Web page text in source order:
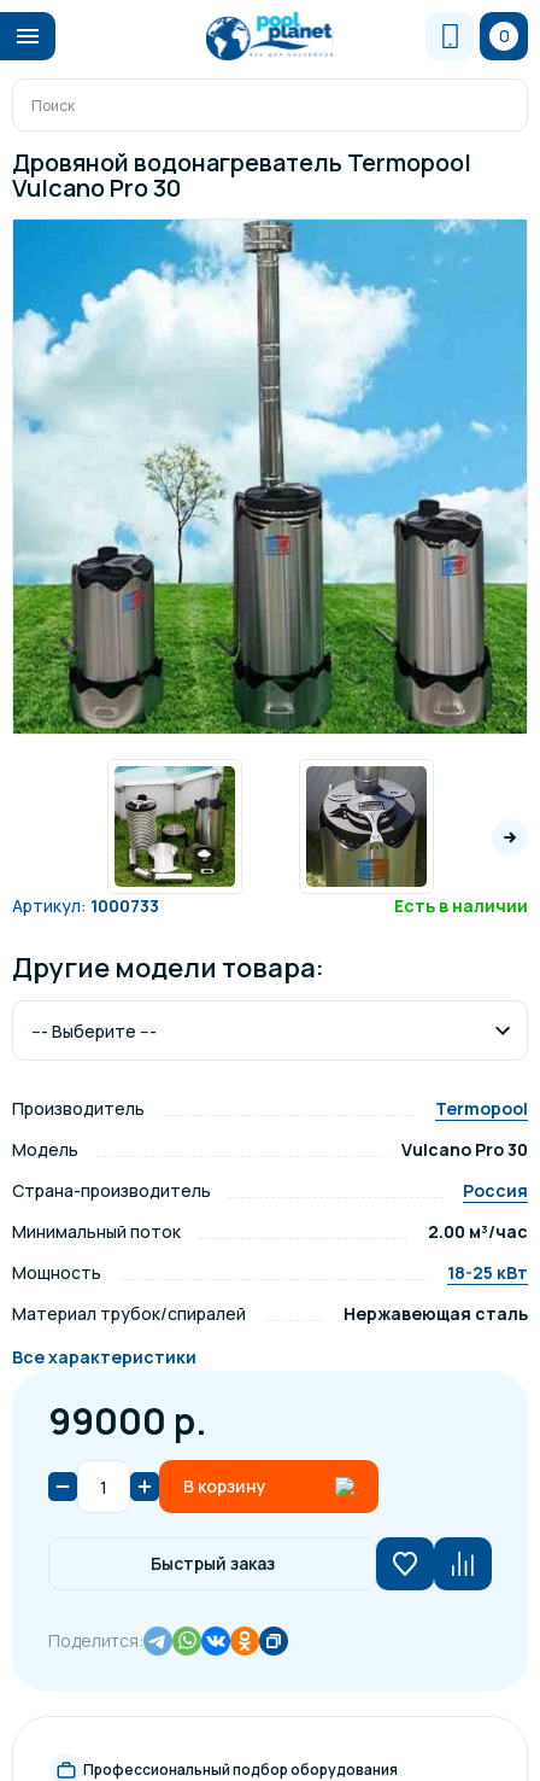
0
Дровяной водонагреватель Termopool
Vulcano Pro 30
Артикул: 1000733 Есть в наличии
Другие модели товара:
Производитель
Termopool
Модель
Vulcano Pro 30
Страна-производитель
Россия
Минимальный поток
2.00 м³/час
Мощность
18-25 кВт
Материал трубок/спиралей
Нержавеющая сталь
Все характеристики
99000 р.
В корзину
Быстрый заказ
Поделится:
Профессиональный подбор оборудования